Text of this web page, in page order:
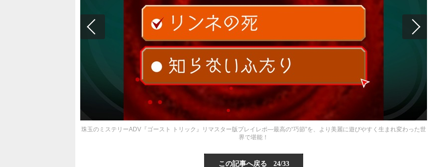
珠玉のミステリーADV『ゴースト トリック』リマスター版プレイレポ―最高の“巧節”を、より美麗に遊びやすく生まれ変わった世
界で堪能！
この記事へ戻る 24/33